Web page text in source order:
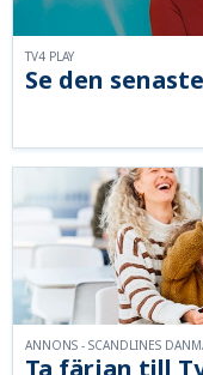
Se den
TV4 PLAY
ANNONS - SCANDLINES